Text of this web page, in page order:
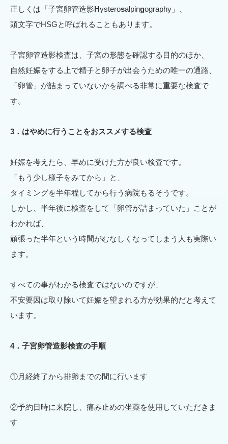
正しくは「子宮卵管造影Hysterosalpingography」、
頭文字でHSGと呼ばれることもあります。
子宮卵管造影検査は、子宮の形態を確認する目的のほか、
自然妊娠をする上で精子と卵子が出会うための唯一の通路、
「卵管」が詰まっていないかを調べる非常に重要な検査で
す。
3．はやめに行うことをおススメする検査
妊娠を考えたら、早めに受けた方が良い検査です。
「もう少し様子をみてから」と、
タイミングを半年程してから行う病院もるそうです。
しかし、半年後に検査をして「卵管が詰まっていた」ことが
わかれば、
頑張った半年という時間がむなしくなってしまう人も実際い
ます。
すべての事がわかる検査ではないのですが、
不安要因は取り除いて妊娠を望まれる方が効果的だと考えて
います。
4．子宮卵管造影検査の手順
①月経終了から排卵までの間に行います
②予約日時に来院し、痛み止めの坐薬を使用していただきま
す